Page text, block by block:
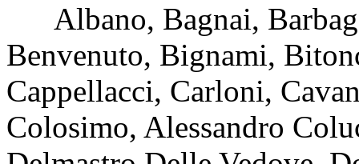
Albano, Bagnai,
Benvenuto, Bignami,
Cappellacci, Carloni,
Colosimo, Alessandro